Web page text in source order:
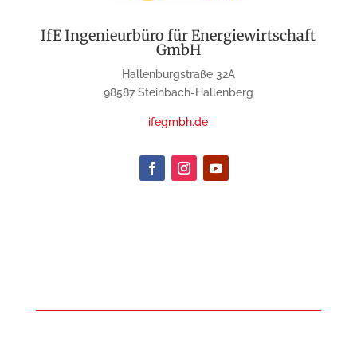
IfE Ingenieurbüro für Energiewirtschaft
GmbH
Hallenburgstraße 32A
98587 Steinbach-Hallenberg
ifegmbh.de